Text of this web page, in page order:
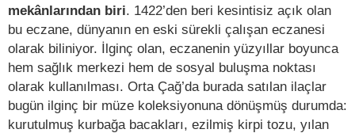
mekânlarından biri. 1422’den beri kesintisiz açık olan
bu eczane, dünyanın en eski sürekli çalışan eczanesi
olarak biliniyor. İlginç olan, eczanenin yüzyıllar boyunca
hem sağlık merkezi hem de sosyal buluşma noktası
olarak kullanılması. Orta Çağ’da burada satılan ilaçlar
bugün ilginç bir müze koleksiyonuna dönüşmüş durumda:
kurutulmuş kurbağa bacakları, ezilmiş kirpi tozu, yılan